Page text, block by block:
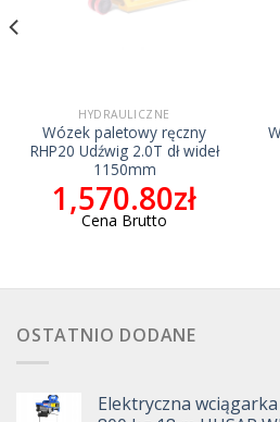
HYDRAULICZNE
Wózek paletowy ręczny
RHP20 Udźwig 2.0T dł wideł
1150mm
1,570.80zł
Cena Brutto
OSTATNIO DODANE
Elektryczna